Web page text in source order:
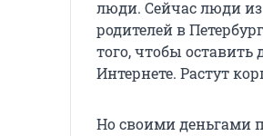
люди. Сейчас люди
родителей в
того, чтобы
Интернете. Растут
Но своими деньгами